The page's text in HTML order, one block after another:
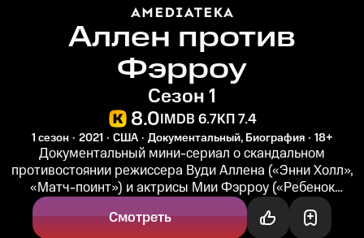
Аллен против
Фэрроу
Сезон 1
8.0IMDB 6.7КП 7.4
1 сезон 2021 США Документальный, Биография 18+
Документальный мини-сериал о скандальном
противостоянии режиссера Вуди Аллена («Энни Холл»,
«Матч-поинт») и актрисы Мии Фэрроу («Ребенок
Розмари»). Проект с говорящим...
Смотреть